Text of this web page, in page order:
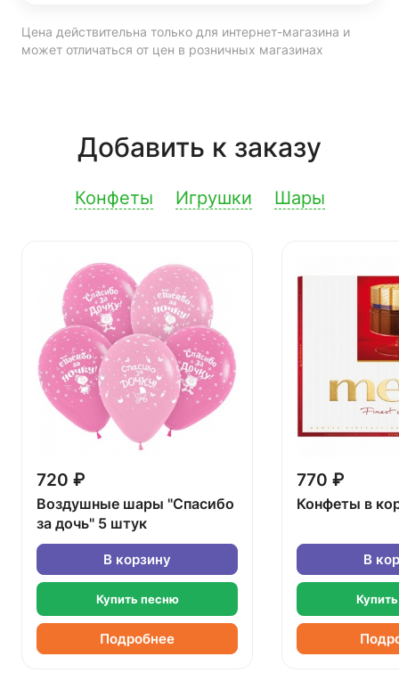
Цена действительна только для интернет-магазина и
может отличаться от цен в розничных магазинах
Добавить к заказу
Конфеты Игрушки Шары
720 ₽
Воздушные шары "Спасибо
за дочь" 5 штук
В корзину
Купить песню
Подробнее
770 ₽
Конфеты в
В